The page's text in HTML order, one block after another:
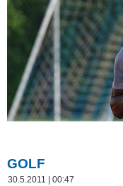
GOLF
30.5.2011 | 00:47